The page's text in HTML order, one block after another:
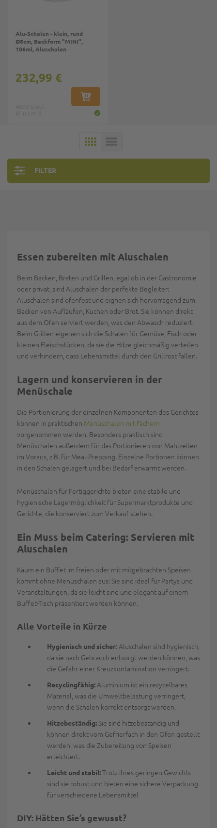
Alu-Schalen - klein, rund
Ø8cm, Backform "MINI",
106ml, Aluschalen
IN DEN WARENKORB
232,99 €
KACHELN
FILTER
Essen zubereiten mit Aluschalen
Beim Backen, Braten und Grillen, egal ob in der Gastronomie
oder privat, sind Aluschalen der perfekte Begleiter:
Aluschalen sind ofenfest und eignen sich hervorragend zum
Backen von Aufläufen, Kuchen oder Brot. Sie können direkt
aus dem Ofen serviert werden, was den Abwasch reduziert.
Beim Grillen eigenen sich die Schalen für Gemüse, Fisch oder
kleinen Fleischstücken, da sie die Hitze gleichmäßig verteilen
und verhindern, dass Lebensmittel durch den Grillrost fallen.
Lagern und konservieren in der
Menüschale
Die Portionierung der einzelnen Komponenten des Gerichtes
können in praktischen Menüschalen mit Fächern
vorgenommen werden. Besonders praktisch sind
Menüschalen außerdem für das Portionieren von Mahlzeiten
im Voraus, z.B. für Meal-Prepping. Einzelne Portionen können
in den Schalen gelagert und bei Bedarf erwärmt werden.
Menüschalen für Fertiggerichte bieten eine stabile und
hygienische Lagermöglichkeit für Supermarktprodukte und
Gerichte, die konserviert zum Verkauf stehen.
Ein Muss beim Catering: Servieren mit
Aluschalen
Kaum ein Buffet im freien oder mit mitgebrachten Speisen
kommt ohne Menüschalen aus: Sie sind ideal für Partys und
Veranstaltungen, da sie leicht sind und elegant auf einem
Buffet-Tisch präsentiert werden können.
Alle Vorteile in Kürze
Hygienisch und sicher: Aluschalen sind hygienisch,
da sie nach Gebrauch entsorgt werden können, was
die Gefahr einer Kreuzkontamination verringert.
Recyclingfähig: Aluminium ist ein recycelbares
Material, was die Umweltbelastung verringert,
wenn die Schalen korrekt entsorgt werden.
Hitzebeständig: Sie sind hitzebeständig und
können direkt vom Gefrierfach in den Ofen gestellt
werden, was die Zubereitung von Speisen
erleichtert.
Leicht und stabil:Trotz ihres geringen Gewichts
sind sie robust und bieten eine sichere Verpackung
für verschiedene Lebensmittel
DIY: Hätten Sie’s gewusst?